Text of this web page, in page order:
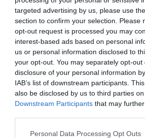
targeted advertising by us, please use
section to confirm your selection. Please
opt-out request is processed you may
interest-based ads based on personal
us or personal information disclosed to
your opt-out. You may separately opt-
disclosure of your personal information
IAB’s list of downstream participants.
also be disclosed by us to third parties
Downstream Participants that may
Personal Data Processing Opt Outs
Σχετικά
ΚΠΙΣΝ: Park your
Cinema – Αύγουστος
2026
O
του
στο